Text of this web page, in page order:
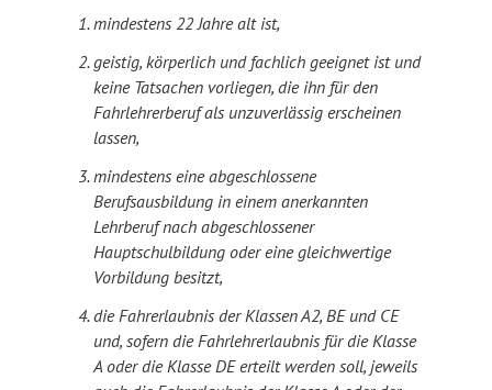
mindestens 22 Jahre alt ist,
geistig, körperlich und fachlich geeignet ist und
keine Tatsachen vorliegen, die ihn für den
Fahrlehrerberuf als unzuverlässig erscheinen
lassen,
mindestens eine abgeschlossene
Berufsausbildung in einem anerkannten
Lehrberuf nach abgeschlossener
Hauptschulbildung oder eine gleichwertige
Vorbildung besitzt,
die Fahrerlaubnis der Klassen A2, BE und CE
und, sofern die Fahrlehrerlaubnis für die Klasse
A oder die Klasse DE erteilt werden soll, jeweils